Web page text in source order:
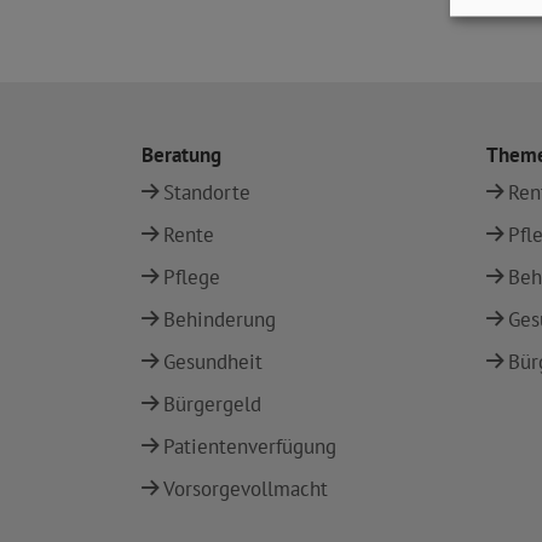
Beratung
Standorte
Rente
Pflege
Behinderung
Gesundheit
Bürgergeld
Patientenverfügung
Vorsorgevollmacht